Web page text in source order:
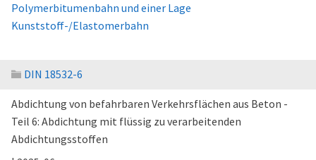
Polymerbitumenbahn und einer Lage
Kunststoff-/Elastomerbahn
DIN 18532-6
Abdichtung von befahrbaren Verkehrsflächen aus Beton -
Teil 6: Abdichtung mit flüssig zu verarbeitenden
Abdichtungsstoffen